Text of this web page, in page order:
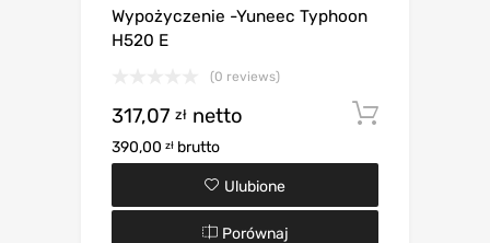
Wypożyczenie -Yuneec Typhoon
H520 E
(0 reviews)
317,07 zł netto
390,00 zł brutto
Ulubione
Porównaj